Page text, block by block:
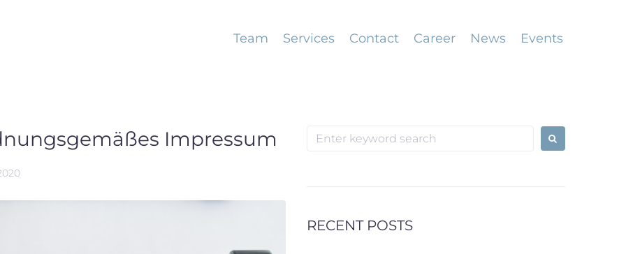
Team Services Contact Career News Events
Impressum
Search
RECENT POSTS